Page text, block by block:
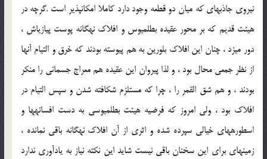
نيروي جاذبه‏اي كه ميان دو قطعه وجود دارد كاملا امكان‏پذير است .گرچه در
هيئت قديم كه بر محور عقيده بطلميوس و افلاك نه‏گانه پوست پيازي‏اش ،
دور مي‏زد ، چنان اين افلاك بلورين به هم پيوسته بودند كه خرق و التيام آنها
از نظر جمعي محال بود ، و لذا پيروان اين عقيده هم معراج جسماني را منكر
بودند ، و هم شق القمر را ، چرا كه مستلزم شكافته شدن و سپس التيام در
افلاك بود ، ولي امروز كه فرضيه هيئت بطلميوسي به دست افسانه‏ها و
اسطوره‏هاي خيالي سپرده شده و اثري از آن افلاك نه‏گانه باقي نمانده ،
زمينه‏اي براي اين سخنان باقي نيست شايد اين نكته نياز به يادآوري ندارد